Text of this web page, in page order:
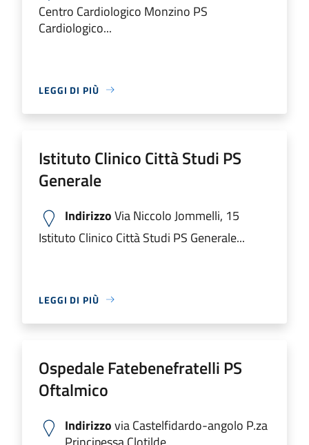
Centro Cardiologico Monzino PS
Cardiologico...
LEGGI DI PIÙ
Istituto Clinico Città Studi PS
Generale
IndirizzoVia Niccolo Jommelli, 15
Istituto Clinico Città Studi PS Generale...
LEGGI DI PIÙ
Ospedale Fatebenefratelli PS
Oftalmico
Indirizzovia Castelfidardo-angolo P.za